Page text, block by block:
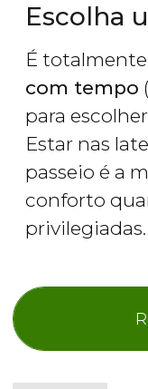
Escolha
É
com tempo
para
Estar nas
passeio é a
conforto
privilegiadas.